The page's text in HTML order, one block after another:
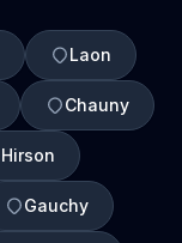
Laon
Chauny
Hirson
Gauchy